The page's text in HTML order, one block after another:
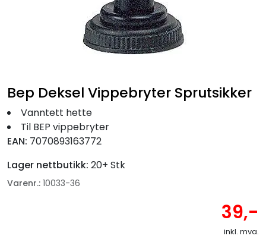
Bep Deksel Vippebryter Sprutsikker
Vanntett hette
Til BEP vippebryter
EAN: 7070893163772
Lager nettbutikk: 20+ Stk
Varenr.: 10033-36
39,-
inkl. mva.
Motor/Styring
Fritid/Sikkerhet
Båtpleie/Opplag
Seil